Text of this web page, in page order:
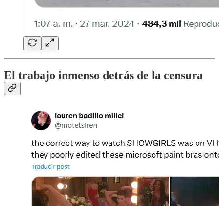
El trabajo inmenso detrás de la censura